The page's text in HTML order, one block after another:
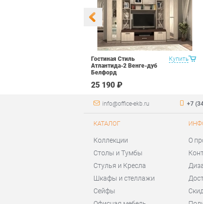
Купить
Гостиная Стиль
Атлантида-2 Венге-дуб
Белфорд
25 190 ₽
info@office-ekb.ru +7
КАТАЛОГ
Коллекции
Столы и Тумбы
Стулья и Кресла
Шкафы и стеллажи
Сейфы
О